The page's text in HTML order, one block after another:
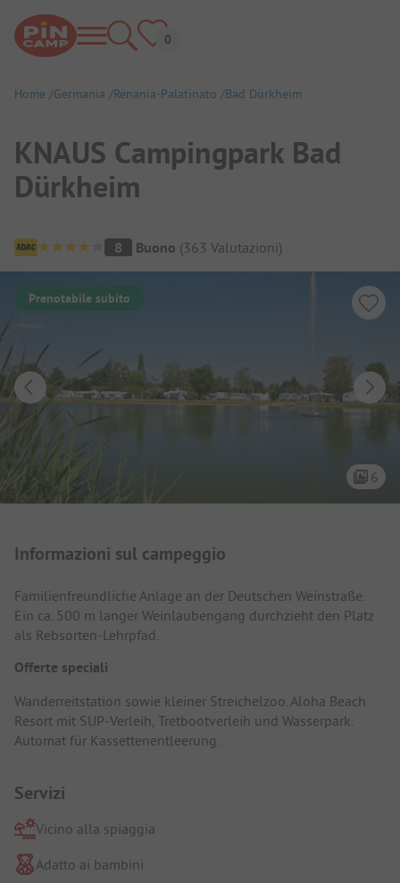
Home Germania Renania-Palatinato Bad Dürkheim
KNAUS Campingpark Bad
Dürkheim
Panoramica del campeggio
8 Buono (363 Valutazioni)
Prenotabile subito
6
Informazioni sul campeggio
Familienfreundliche Anlage an der Deutschen Weinstraße.
Ein ca. 500 m langer Weinlaubengang durchzieht den Platz
als Rebsorten-Lehrpfad.
Offerte speciali
Wanderreitstation sowie kleiner Streichelzoo. Aloha Beach
Resort mit SUP-Verleih, Tretbootverleih und Wasserpark.
Automat für Kassettenentleerung.
Servizi
Vicino alla spiaggia
Adatto ai bambini